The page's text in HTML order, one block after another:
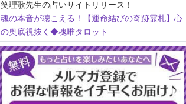
笑理歌先生の占いサイトリリース！
魂の本音が聴こえる！【運命結びの奇跡霊札】心
の奥底視抜く◆魂唯タロット